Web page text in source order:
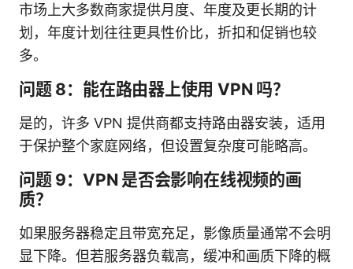
市场上大多数商家提供月度、年度及更长期的计
划，年度计划往往更具性价比，折扣和促销也较
多。
问题 8：能在路由器上使用 VPN 吗？
是的，许多 VPN 提供商都支持路由器安装，适用
于保护整个家庭网络，但设置复杂度可能略高。
问题 9：VPN 是否会影响在线视频的画
质？
如果服务器稳定且带宽充足，影像质量通常不会明
显下降。但若服务器负载高，缓冲和画质下降的概